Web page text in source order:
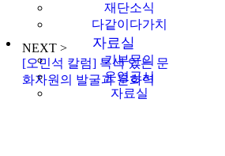
재단소식
다같이다가치
자료실
기부문의
운영공시
자료실
NEXT >
[오민석 칼럼] 특색 있는 문
화자원의 발굴과 문화력